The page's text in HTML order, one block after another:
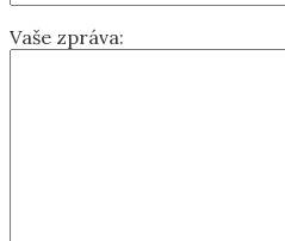
Vaše zpráva: